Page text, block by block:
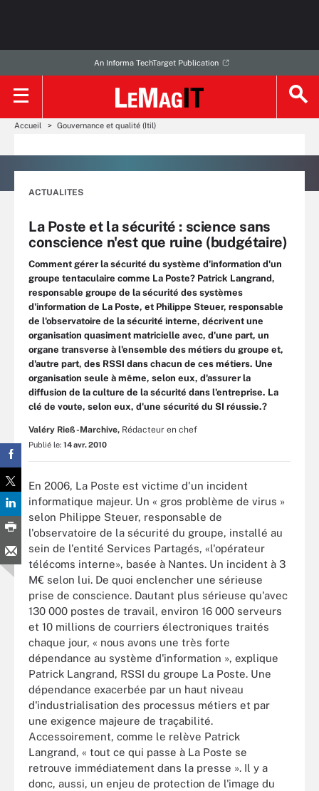
An Informa TechTarget Publication
Accueil Gouvernance et qualité (Itil)
ACTUALITES
La Poste et la sécurité : science sans
conscience n'est que ruine (budgétaire)
Comment gérer la sécurité du système d'information d'un
groupe tentaculaire comme La Poste? Patrick Langrand,
responsable groupe de la sécurité des systèmes
d'information de La Poste, et Philippe Steuer, responsable
de l'observatoire de la sécurité interne, décrivent une
organisation quasiment matricielle avec, d'une part, un
organe transverse à l'ensemble des métiers du groupe et,
d'autre part, des RSSI dans chacun de ces métiers. Une
organisation seule à même, selon eux, d'assurer la
diffusion de la culture de la sécurité dans l'entreprise. La
clé de voute, selon eux, d'une sécurité du SI réussie.?
Valéry Rieß-Marchive, Rédacteur en chef
Publié le: 14 avr. 2010
En 2006, La Poste est victime d'un incident
informatique majeur. Un « gros problème de virus »
selon Philippe Steuer, responsable de
l'observatoire de la sécurité du groupe, installé au
sein de l'entité Services Partagés, «l'opérateur
télécoms interne», basée à Nantes. Un incident à 3
M€ selon lui. De quoi enclencher une sérieuse
prise de conscience. Dautant plus sérieuse qu'avec
130 000 postes de travail, environ 16 000 serveurs
et 10 millions de courriers électroniques traités
chaque jour, « nous avons une très forte
dépendance au système d'information », explique
Patrick Langrand, RSSI du groupe La Poste. Une
dépendance exacerbée par un haut niveau
d'industrialisation des processus métiers et par
une exigence majeure de traçabilité.
Accessoirement, comme le relève Patrick
Langrand, « tout ce qui passe à La Poste se
retrouve immédiatement dans la presse ». Il y a
donc, aussi, un enjeu de protection de l'image du